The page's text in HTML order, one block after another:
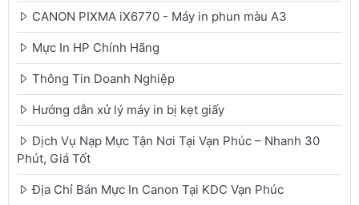
CANON PIXMA iX6770 - Máy in phun màu A3
Mực In HP Chính Hãng
Thông Tin Doanh Nghiệp
Hướng dẫn xử lý máy in bị kẹt giấy
Dịch Vụ Nạp Mực Tận Nơi Tại Vạn Phúc – Nhanh 30
Phút, Giá Tốt
Địa Chỉ Bán Mực In Canon Tại KDC Vạn Phúc